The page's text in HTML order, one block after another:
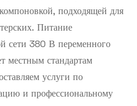
подходящей для
Питание
сети 380 В переменного
местным стандартам
услуги по
и профессиональному